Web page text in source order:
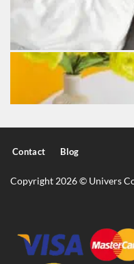
Contact Blog
Copyright 2026 © Univers